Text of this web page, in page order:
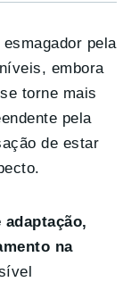
pela
embora
torne mais
pela
de estar
na